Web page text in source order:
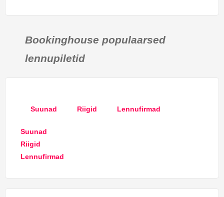
Bookinghouse populaarsed
lennupiletid
Suunad Riigid Lennufirmad
Suunad
Riigid
Lennufirmad